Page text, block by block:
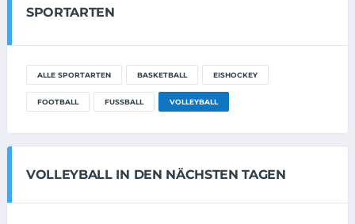
SPORTARTEN
ALLE SPORTARTEN BASKETBALL EISHOCKEY
FOOTBALL FUSSBALL VOLLEYBALL
VOLLEYBALL IN DEN NÄCHSTEN TAGEN